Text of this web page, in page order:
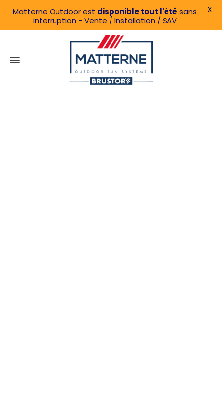
Matterne Outdoor est disponible tout l'été sans
interruption - Vente / Installation / SAV
X